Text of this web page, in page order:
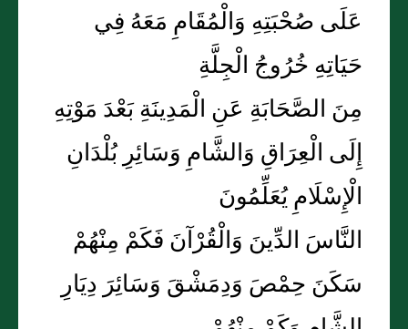
عَلَى صُحْبَتِهِ وَالْمُقَامِ مَعَهُ فِي
حَيَاتِهِ خُرُوجُ الْجِلَّةِ
مِنَ الصَّحَابَةِ عَنِ الْمَدِينَةِ بَعْدَ مَوْتِهِ
إِلَى الْعِرَاقِ وَالشَّامِ وَسَائِرِ بُلْدَانِ
الْإِسْلَامِ يُعَلِّمُونَ
النَّاسَ الدِّينَ وَالْقُرْآنَ فَكَمْ مِنْهُمْ
سَكَنَ حِمْصَ وَدِمَشْقَ وَسَائِرَ دِيَارِ